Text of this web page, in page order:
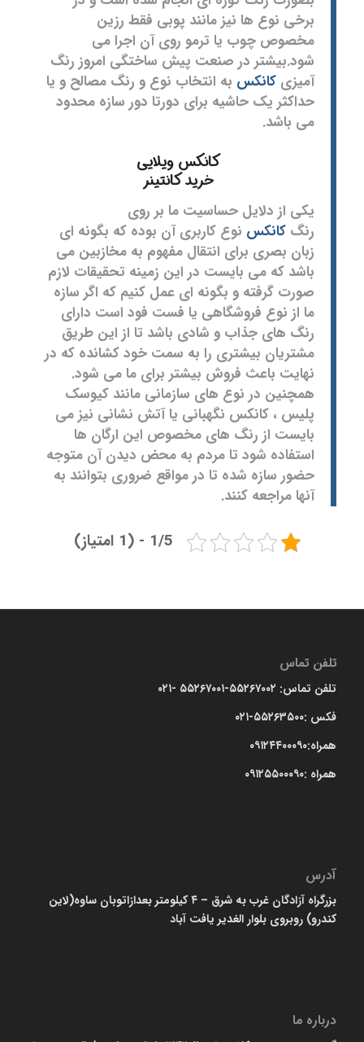
برخی نوع ها نیز مانند پوبی فقط رزین
مخصوص چوب یا ترمو روی آن اجرا می
شود.بیشتر در صنعت پیش ساختگی امروز رنگ
آمیزی کانکس به انتخاب نوع و رنگ مصالح و یا
حداکثر یک حاشیه برای دورتا دور سازه محدود
می باشد.
کانکس ویلایی
خرید کانتینر
یکی از دلایل حساسیت ما بر روی
رنگ کانکس نوع کاربری آن بوده که بگونه ای
زبان بصری برای انتقال مفهوم به مخازبین می
باشد که می بایست در این زمینه تحقیقات لازم
صورت گرفته و بگونه ای عمل کنیم که اگر سازه
ما از نوع فروشگاهی یا فست فود است دارای
رنگ های جذاب و شادی باشد تا از این طریق
مشتریان بیشتری را به سمت خود کشانده که در
نهایت باعث فروش بیشتر برای ما می شود.
همچنین در نوع های سازمانی مانند کیوسک
پلیس ، کانکس نگهبانی یا آتش نشانی نیز می
بایست از رنگ های مخصوص این ارگان ها
استفاده شود تا مردم به محض دیدن آن متوجه
حضور سازه شده تا در مواقع ضروری بتوانند به
آنها مراجعه کنند.
1/5 - (1 امتیاز)
تلفن تماس
تلفن تماس: ۵۵۲۶۷۰۰۲-۵۵۲۶۷۰۰۱ -۰۲۱
فکس :۵۵۲۶۳۵۰۰-۰۲۱
همراه:۰۹۱۲۴۴۰۰۰۹۰
همراه :۰۹۱۲۵۵۰۰۰۹۰
آدرس
بزرگراه آزادگان غرب به شرق – ۴ کیلومتر بعدازاتوبان ساوه(لاین
کندرو) روبروی بلوار الغدیر یافت آباد
درباره ما